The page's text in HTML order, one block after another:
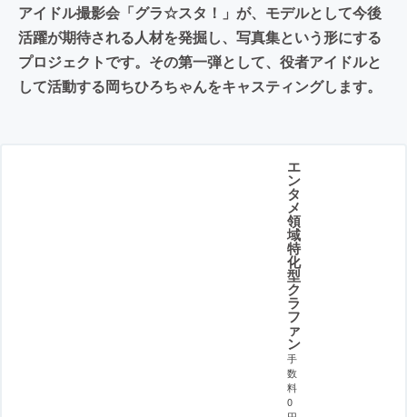
アイドル撮影会「グラ☆スタ！」が、モデルとして今後
活躍が期待される人材を発掘し、写真集という形にする
プロジェクトです。その第一弾として、役者アイドルと
して活動する岡ちひろちゃんをキャスティングします。
エ
ン
タ
メ
領
域
特
化
型
ク
ラ
フ
ァ
ン
手
数
料
0